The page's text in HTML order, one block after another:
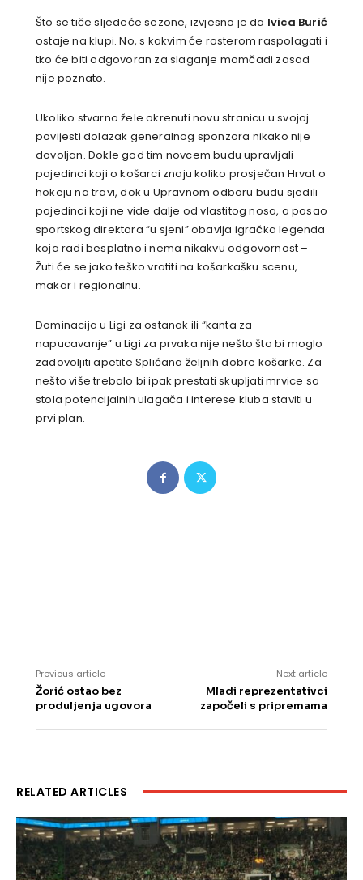
Što se tiče sljedeće sezone, izvjesno je da Ivica Burić
ostaje na klupi. No, s kakvim će rosterom raspolagati i
tko će biti odgovoran za slaganje momčadi zasad
nije poznato.
Ukoliko stvarno žele okrenuti novu stranicu u svojoj
povijesti dolazak generalnog sponzora nikako nije
dovoljan. Dokle god tim novcem budu upravljali
pojedinci koji o košarci znaju koliko prosječan Hrvat o
hokeju na travi, dok u Upravnom odboru budu sjedili
pojedinci koji ne vide dalje od vlastitog nosa, a posao
sportskog direktora “u sjeni” obavlja igračka legenda
koja radi besplatno i nema nikakvu odgovornost –
Žuti će se jako teško vratiti na košarkašku scenu,
makar i regionalnu.
Dominacija u Ligi za ostanak ili “kanta za
napucavanje” u Ligi za prvaka nije nešto što bi moglo
zadovoljiti apetite Splićana željnih dobre košarke. Za
nešto više trebalo bi ipak prestati skupljati mrvice sa
stola potencijalnih ulagača i interese kluba staviti u
prvi plan.
Previous article
Žorić ostao bez
produljenja ugovora
Next article
Mladi reprezentativci
započeli s pripremama
RELATED ARTICLES